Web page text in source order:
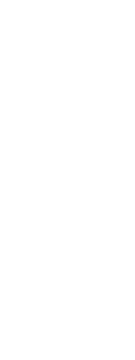
La Alameda de
reivindicación y la
abarrotaron el
María Peláe, Jedet,
unidas por un mismo
diversidad debe seguir
El acto, concebido
experiencias
odio. Sin embargo, fue
momentos más
LGTBIQ+ con una de